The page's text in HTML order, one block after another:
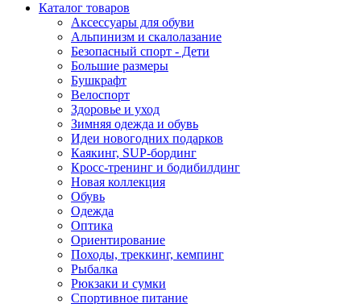
Каталог товаров
Аксессуары для обуви
Альпинизм и скалолазание
Безопасный спорт - Дети
Большие размеры
Бушкрафт
Велоспорт
Здоровье и уход
Зимняя одежда и обувь
Идеи новогодних подарков
Каякинг, SUP-бординг
Кросс-тренинг и бодибилдинг
Новая коллекция
Обувь
Одежда
Оптика
Ориентирование
Походы, треккинг, кемпинг
Рыбалка
Рюкзаки и сумки
Спортивное питание